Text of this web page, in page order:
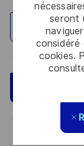
seront
considéré
cookies.
Explorez
Postulez